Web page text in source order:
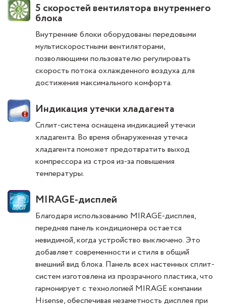
5 скоростей вентилятора внутреннего
блока
Внутренние блоки оборудованы передовыми
мультискоростными вентиляторами,
позволяющими пользователю регулировать
скорость потока охлажденного воздуха для
достижения максимального комфорта.
Индикация утечки хладагента
Сплит-система оснащена индикацией утечки
хладагента. Во время обнаруженная утечка
хладагента поможет предотвратить выход
компрессора из строя из-за повышения
температуры.
MIRAGE-дисплей
Благодаря использованию MIRAGE-дисплея,
передняя панель кондиционера остается
невидимой, когда устройство выключено. Это
добавляет современности и стиля в общий
внешний вид блока. Панель всех настенных сплит-
систем изготовлена из прозрачного пластика, что
гармонирует с технологией MIRAGE компании
Hisense, обеспечивая незаметность дисплея при